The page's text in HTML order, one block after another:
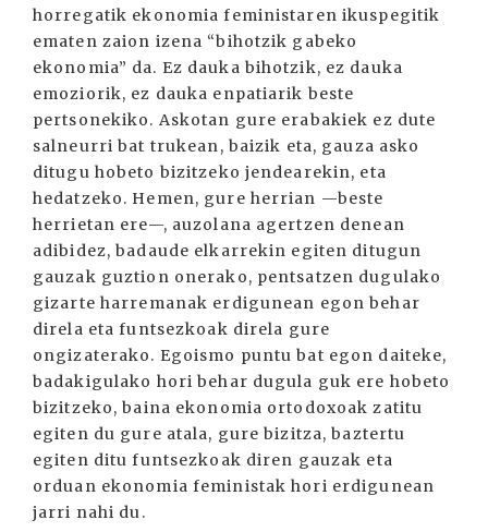
horregatik ekonomia feministaren ikuspegitik
ematen zaion izena “bihotzik gabeko
ekonomia” da. Ez dauka bihotzik, ez dauka
emoziorik, ez dauka enpatiarik beste
pertsonekiko. Askotan gure erabakiek ez dute
salneurri bat trukean, baizik eta, gauza asko
ditugu hobeto bizitzeko jendearekin, eta
hedatzeko. Hemen, gure herrian —beste
herrietan ere—, auzolana agertzen denean
adibidez, badaude elkarrekin egiten ditugun
gauzak guztion onerako, pentsatzen dugulako
gizarte harremanak erdigunean egon behar
direla eta funtsezkoak direla gure
ongizaterako. Egoismo puntu bat egon daiteke,
badakigulako hori behar dugula guk ere hobeto
bizitzeko, baina ekonomia ortodoxoak zatitu
egiten du gure atala, gure bizitza, baztertu
egiten ditu funtsezkoak diren gauzak eta
orduan ekonomia feministak hori erdigunean
jarri nahi du.